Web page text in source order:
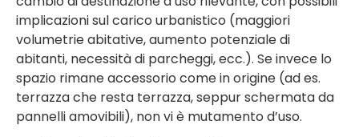
implicazioni sul carico urbanistico (maggiori
volumetrie abitative, aumento potenziale di
abitanti, necessità di parcheggi, ecc.). Se invece lo
spazio rimane accessorio come in origine (ad es.
terrazza che resta terrazza, seppur schermata da
pannelli amovibili), non vi è mutamento d’uso.